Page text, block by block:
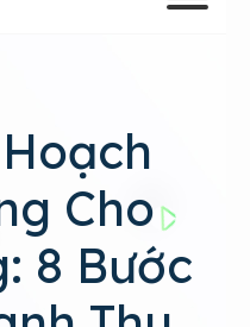
Cho
8 Bước